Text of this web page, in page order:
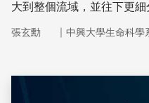
大到整個流域，並往下更
張玄勳 ｜ 中興大學生命科學